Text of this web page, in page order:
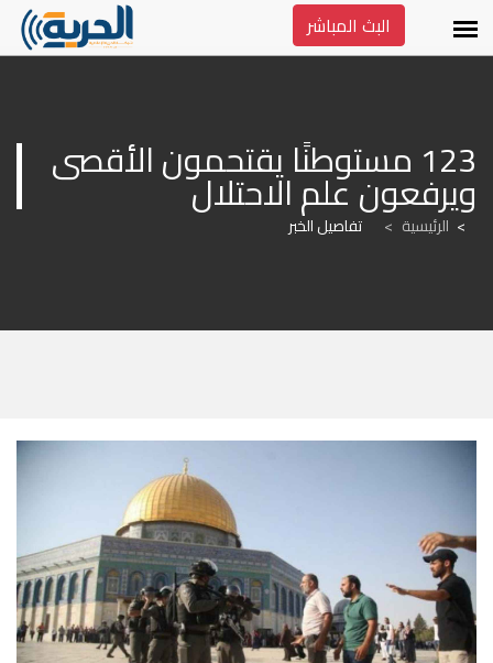
البث المباشر
ويرفعون علم الاحتلال
الرئيسية > تفاصيل الخبر